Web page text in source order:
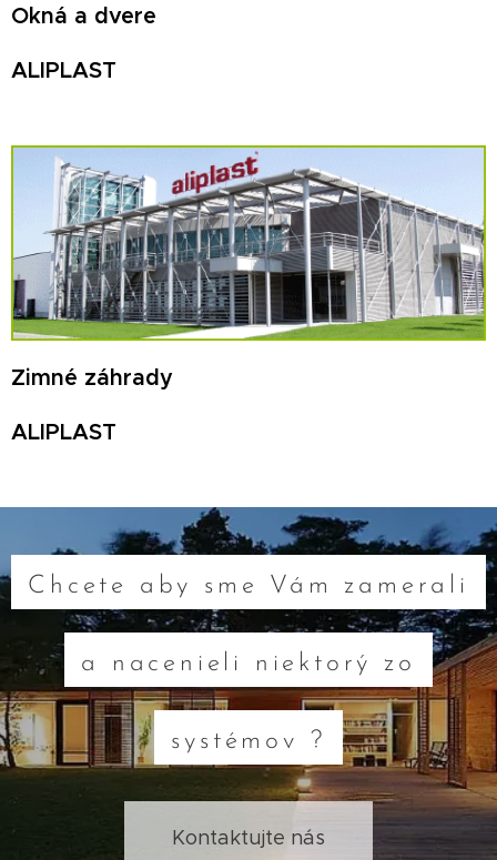
Okná a dvere
ALIPLAST
Zimné záhrady
ALIPLAST
Chcete aby sme Vám zamerali
a nacenieli niektorý zo
systémov ?
Kontaktujte nás